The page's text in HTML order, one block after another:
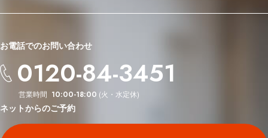
お電話でのお問い合わせ
0120-84-3451
営業時間 10:00-18:00 (火・水定休)
ネットからのご予約